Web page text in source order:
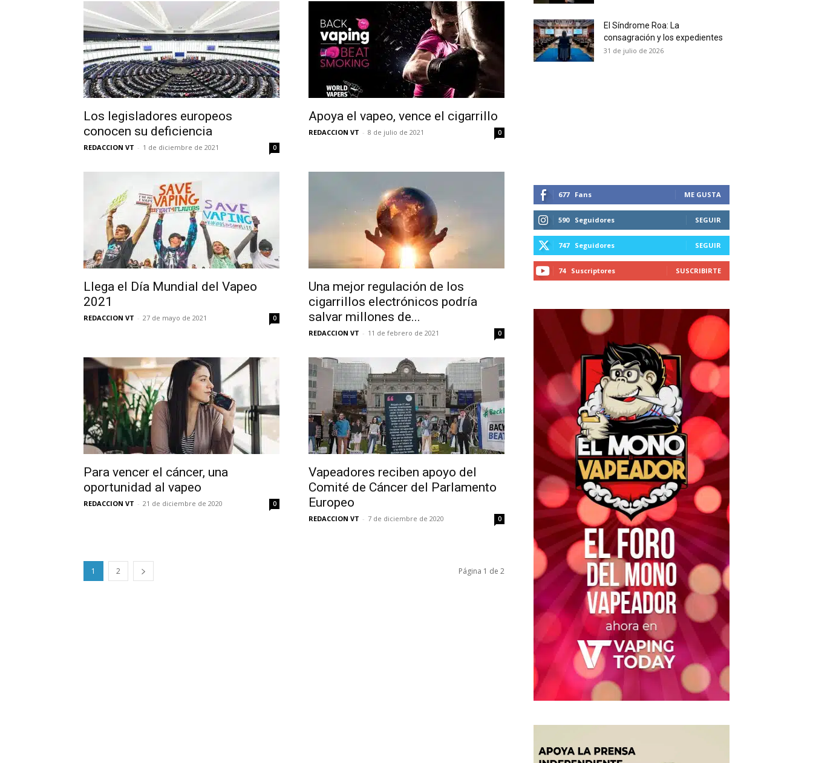
electrónico.
Subscribe to our daily clipping and receive all the news
of vaping and tobacco harm reduction in your email.
Los legisladores europeos
conocen su deficiencia
REDACCION VT - 1 de diciembre de 2021 0
Apoya el vapeo, vence el cigarrillo
REDACCION VT - 8 de julio de 2021 0
Llega el Día Mundial del Vapeo
2021
REDACCION VT - 27 de mayo de 2021 0
Una mejor regulación de los
cigarrillos electrónicos podría
salvar millones de...
REDACCION VT - 11 de febrero de 2021 0
Para vencer el cáncer, una
oportunidad al vapeo
REDACCION VT - 21 de diciembre de 2020 0
Vapeadores reciben apoyo del
Comité de Cáncer del Parlamento
Europeo
REDACCION VT - 7 de diciembre de 2020 0
1 2 Página 1 de 2
El Síndrome Roa: La
consagración y los expedientes
31 de julio de 2026
677 Fans ME GUSTA
590 Seguidores SEGUIR
747 Seguidores SEGUIR
74 Suscriptores SUSCRIBIRTE